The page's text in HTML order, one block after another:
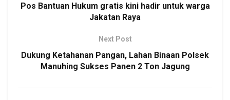
Pos Bantuan Hukum gratis kini hadir untuk warga
Jakatan Raya
Next Post
Dukung Ketahanan Pangan, Lahan Binaan Polsek
Manuhing Sukses Panen 2 Ton Jagung